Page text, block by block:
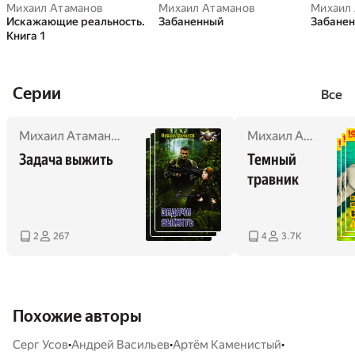
Михаил Атаманов
Искажающие реальность.
Книга 1
Михаил Атаманов
Забаненный
Михаил
Cерии Все
Михаил Атаманов
Задача выжить
2 267
Михаил Атаманов
Темный
травник
4 3.7K
Похожие авторы
Серг Усов•Андрей Васильев•Артём Каменистый•